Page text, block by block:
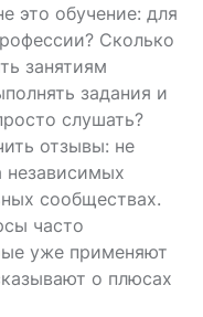
это обучение: для
Сколько
занятиям
задания и
слушать?
отзывы: не
независимых
сообществах.
часто
уже применяют
о плюсах